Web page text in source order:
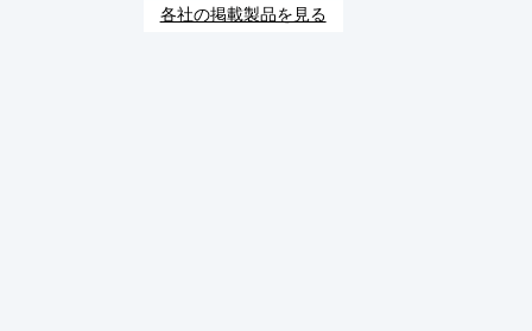
各社の掲載製品を見る